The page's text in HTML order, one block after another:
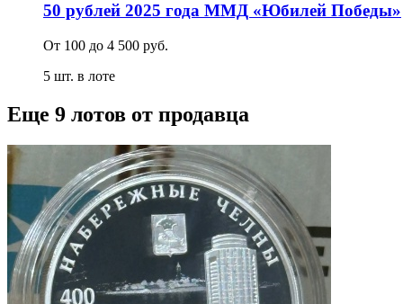
50 рублей 2025 года ММД «Юбилей Победы»
От 100 до 4 500 руб.
5 шт. в лоте
Еще 9 лотов от продавца